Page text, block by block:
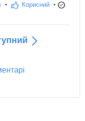
• Корисний •